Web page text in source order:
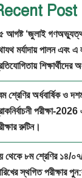
Post
আগষ্ট ‘জুলাই
মর্যাদায় পালন এবং এ
শিক্ষার্থীদের
শ্রেণির অর্ধবার্ষিক ও
পরীক্ষা-2026
রুটিন।
থেকে ৮ম শ্রেণির ১৪/
স্থগিত পরীক্ষার